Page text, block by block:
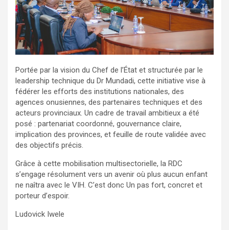
Portée par la vision du Chef de l’État et structurée par le
leadership technique du Dr Mundadi, cette initiative vise à
fédérer les efforts des institutions nationales, des
agences onusiennes, des partenaires techniques et des
acteurs provinciaux. Un cadre de travail ambitieux a été
posé : partenariat coordonné, gouvernance claire,
implication des provinces, et feuille de route validée avec
des objectifs précis.
Grâce à cette mobilisation multisectorielle, la RDC
s’engage résolument vers un avenir où plus aucun enfant
ne naîtra avec le VIH. C’est donc Un pas fort, concret et
porteur d’espoir.
Ludovick Iwele